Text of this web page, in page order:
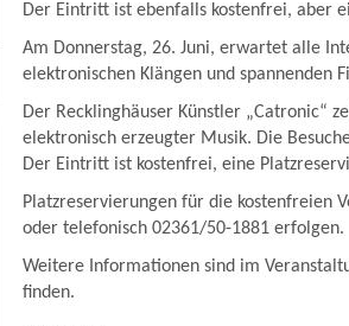
Der Eintritt ist ebenfalls kostenfrei, aber
Am Donnerstag, 26. Juni, erwartet alle
elektronischen Klängen und spannenden
Der Recklinghäuser Künstler „Catronic“
elektronisch erzeugter Musik. Die
Der Eintritt ist kostenfrei, eine
Platzreservierungen für die kostenfreien
oder telefonisch 02361/50-1881 erfolgen.
Weitere Informationen sind im
finden.